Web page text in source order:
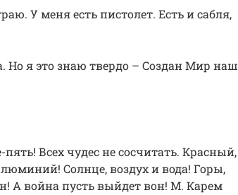
У меня есть пистолет. Есть и сабля,
Но я это знаю твердо – Создан Мир наш
Всех чудес не сосчитать. Красный,
Солнце, воздух и вода! Горы,
А война пусть выйдет вон! М. Карем